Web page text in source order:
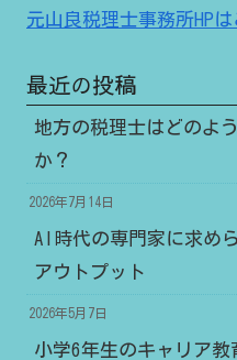
元山良税理士事務所HPは
最近の投稿
地方の税理士はどのよ
か？
2026年7月14日
AI時代の専門家に求め
アウトプット
2026年5月7日
小学6年生のキャリア